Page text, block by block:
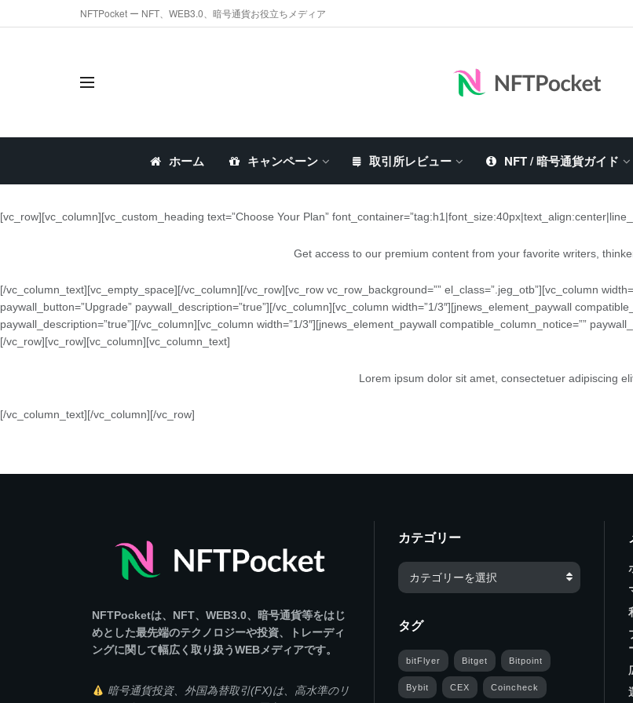
NFTPocket ー NFT、WEB3.0、暗号通貨お役立ちメディア
ホーム キャンペーン 取引所レビュー NFT / 暗号通貨ガイド
[vc_row][vc_column][vc_custom_heading text=”Choose Your Plan”
Get access to our premium content from your favorite writers,
[/vc_column_text][vc_empty_space][/vc_column][/vc_row][vc_row vc_row_background=”” el_class=”.jeg_otb”][vc_column
paywall_button=”Upgrade” paywall_description=”true”][/vc_column][vc_column width=”1/3″][jnews_element_paywall
paywall_description=”true”][/vc_column][vc_column width=”1/3″][jnews_element_paywall compatible_column_notice=””
[/vc_row][vc_row][vc_column][vc_column_text]
Lorem ipsum dolor sit amet, consectetuer adipiscing
[/vc_column_text][/vc_column][/vc_row]
NFTPocketは、NFT、WEB3.0、暗号通貨等をはじ
めとした最先端のテクノロジーや投資、トレーディ
ングに関して幅広く取り扱うWEBメディアです。
暗号通貨投資、外国為替取引(FX)は、高水準のリ
カテゴリー
カテゴリーを選択
タグ
bitFlyer Bitget Bitpoint
Bybit CEX Coincheck